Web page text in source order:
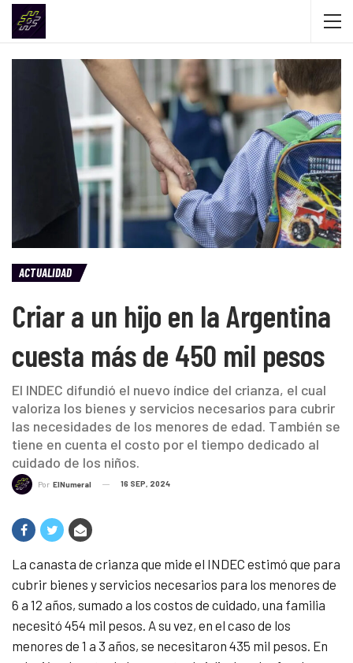
ACTUALIDAD
Criar a un hijo en la Argentina
cuesta más de 450 mil pesos
El INDEC difundió el nuevo índice del crianza, el cual
valoriza los bienes y servicios necesarios para cubrir
las necesidades de los menores de edad. También se
tiene en cuenta el costo por el tiempo dedicado al
cuidado de los niños.
Por ElNumeral 16 SEP, 2024
La canasta de crianza que mide el INDEC estimó que para
cubrir bienes y servicios necesarios para los menores de
6 a 12 años, sumado a los costos de cuidado, una familia
necesitó 454 mil pesos. A su vez, en el caso de los
menores de 1 a 3 años, se necesitaron 435 mil pesos. En